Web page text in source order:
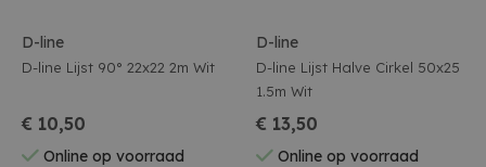
D-line
D-line Lijst 90° 22x22 2m Wit
€ 10,50
Online op voorraad
D-line
D-line Lijst Halve Cirkel 50x25
1.5m Wit
€ 13,50
Online op voorraad